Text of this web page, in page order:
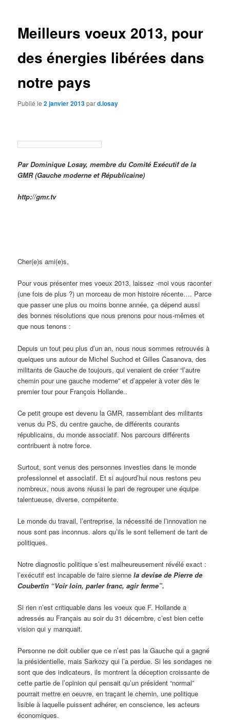
Meilleurs voeux 2013, pour
des énergies libérées dans
notre pays
Publié le2 janvier 2013pard.losay
Par Dominique Losay, membre du Comité Exécutif de la
GMR (Gauche moderne et Républicaine)
http://gmr.tv
Cher(e)s ami(e)s,
Pour vous présenter mes voeux 2013, laissez -moi vous raconter
(une fois de plus ?) un morceau de mon histoire récente…. Parce
que passer une plus ou moins bonne année, ça dépend aussi
des bonnes résolutions que nous prenons pour nous-mêmes et
que nous tenons :
Depuis un tout peu plus d’un an, nous nous sommes retrouvés à
quelques uns autour de Michel Suchod et Gilles Casanova, des
militants de Gauche de toujours, qui venaient de créer “l’autre
chemin pour une gauche moderne” et d’appeler à voter dès le
premier tour pour François Hollande..
Ce petit groupe est devenu la GMR, rassemblant des militants
venus du PS, du centre gauche, de différents courants
républicains, du monde associatif. Nos parcours différents
contribuent à notre force.
Surtout, sont venus des personnes investies dans le monde
professionnel et associatif. Et si aujourd’hui nous restons peu
nombreux, nous avons réussi le pari de regrouper une équipe
talentueuse, diverse, compétente.
Le monde du travail, l’entreprise, la nécessité de l’innovation ne
nous sont pas inconnus. alors qu’ils le sont tellement de tant de
politiques.
Notre diagnostic politique s’est malheureusement révélé exact :
l’exécutif est incapable de faire siennela devise de Pierre de
Coubertin “Voir loin, parler franc, agir ferme”.
Si rien n’est critiquable dans les voeux que F. Hollande a
adressés au Français au soir du 31 décembre, c’est bien cette
vision qui y manquait.
Personne ne doit oublier que ce n’est pas la Gauche qui a gagné
la présidentielle, mais Sarkozy qui l’a perdue. Si les sondages ne
sont que des indicateurs, ils montrent la déception croissante de
cette partie de l’opinion qui pensait qu’un président “normal”
pourrait mettre en oeuvre, en traçant le chemin, une politique
lisible à laquelle puissent adhérer, en conscience, les acteurs
économiques.